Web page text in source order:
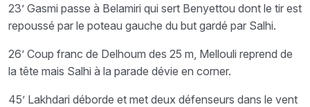
23’ Gasmi passe à Belamiri qui sert Benyettou dont le tir est
repoussé par le poteau gauche du but gardé par Salhi.
26’ Coup franc de Delhoum des 25 m, Mellouli reprend de
la tête mais Salhi à la parade dévie en corner.
45’ Lakhdari déborde et met deux défenseurs dans le vent